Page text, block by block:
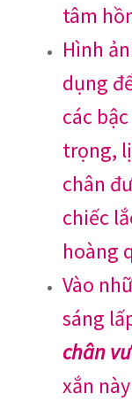
tâm
Hình
dụng
các
trọng,
chân
chiếc
hoàng
Vào
sáng
chân
xắn